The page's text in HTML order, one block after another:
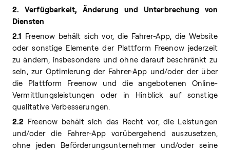
2. Verfügbarkeit, Änderung und Unterbrechung von
Diensten
2.1 Freenow behält sich vor, die Fahrer-App, die Website
oder sonstige Elemente der Plattform Freenow jederzeit
zu ändern, insbesondere und ohne darauf beschränkt zu
sein, zur Optimierung der Fahrer-App und/oder der über
die Plattform Freenow und die angebotenen Online-
Vermittlungsleistungen oder in Hinblick auf sonstige
qualitative Verbesserungen.
2.2 Freenow behält sich das Recht vor, die Leistungen
und/oder die Fahrer-App vorübergehend auszusetzen,
ohne jeden Beförderungsunternehmer und/oder seine